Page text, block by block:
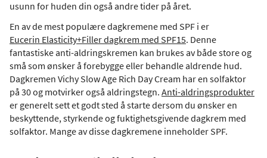
usunn for huden din også andre tider på året.
En av de mest populære dagkremene med SPF i er
Eucerin Elasticity+Filler dagkrem med SPF15. Denne
fantastiske anti-aldringskremen kan brukes av både store og
små som ønsker å forebygge eller behandle aldrende hud.
Dagkremen Vichy Slow Age Rich Day Cream har en solfaktor
på 30 og motvirker også aldringstegn. Anti-aldringsprodukter
er generelt sett et godt sted å starte dersom du ønsker en
beskyttende, styrkende og fuktighetsgivende dagkrem med
solfaktor. Mange av disse dagkremene inneholder SPF.